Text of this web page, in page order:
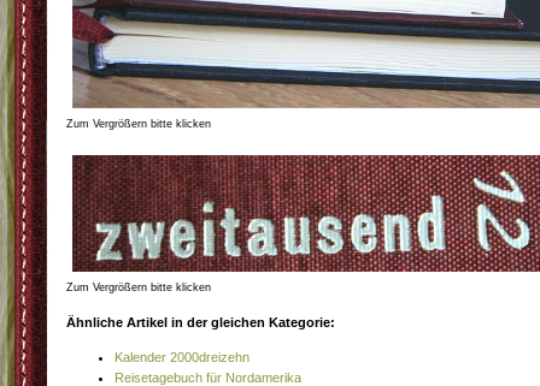
Zum Vergrößern bitte klicken
Zum Vergrößern bitte klicken
Ähnliche Artikel in der gleichen Kategorie:
Kalender 2000dreizehn
Reisetagebuch für Nordamerika